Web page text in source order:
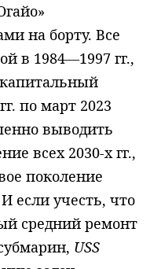
на борту. Все
в 1984—1997 гг.,
по март 2023
выводить
всех 2030-х гг.,
поколение
если учесть, что
средний ремонт
USS